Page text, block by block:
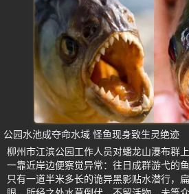
公园水池成夺命水域 怪鱼现身致生灵绝迹
柳州市江滨公园工作人员对蟠龙山瀑布群
一靠近岸边便察觉异常：往日成群游弋的
只有一道半米多长的诡异黑影贴水潜行，